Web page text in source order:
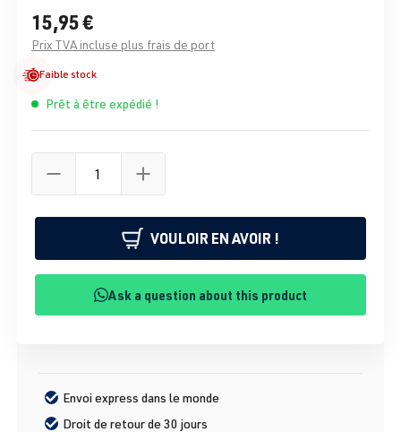
15,95 €
Prix TVA incluse plus frais de port
Faible stock
Prêt à être expédié !
VOULOIR EN AVOIR !
Ask a question about this product
Envoi express dans le monde
Droit de retour de 30 jours